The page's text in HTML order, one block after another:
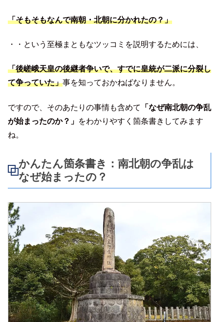
「そもそもなんで南朝・北朝に分かれたの？」
・・という至極まともなツッコミを説明するためには、
「後嵯峨天皇の後継者争いで、すでに皇統が二派に分裂し
て争っていた」事を知っておかねばなりません。
ですので、そのあたりの事情も含めて
「なぜ南北朝の争乱
が始まったのか？」 をわかりやすく箇条書きしてみます
ね。
かんたん箇条書き：南北朝の争乱は
なぜ始まったの？